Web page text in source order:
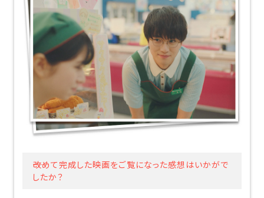
――改めて完成した映画をご覧になった感想はいかがで
したか？